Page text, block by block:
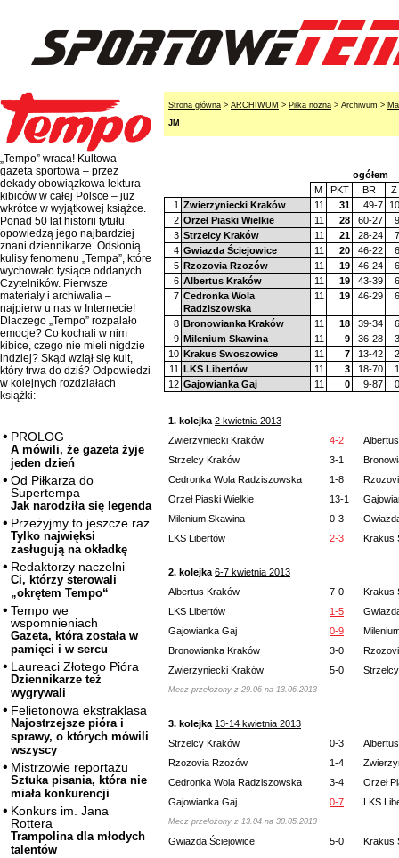
„Tempo” wraca! Kultowa
gazeta sportowa – przez
dekady obowiązkowa lektura
kibiców w całej Polsce – już
wkrótce w wyjątkowej książce.
Ponad 50 lat historii tytułu
opowiedzą jego najbardziej
znani dziennikarze. Odsłonią
kulisy fenomenu „Tempa”, które
wychowało tysiące oddanych
Czytelników. Pierwsze
materiały i archiwalia –
najpierw u nas w Internecie!
Dlaczego „Tempo” rozpalało
emocje? Co kochali w nim
kibice, czego nie mieli nigdzie
indziej? Skąd wziął się kult,
który trwa do dziś? Odpowiedzi
w kolejnych rozdziałach
książki:
PROLOG
A mówili, że gazeta żyje
jeden dzień
Od Piłkarza do
Supertempa
Jak narodziła się legenda
Przeżyjmy to jeszcze raz
Tylko najwięksi
zasługują na okładkę
Redaktorzy naczelni
Ci, którzy sterowali
„okrętem Tempo“
Tempo we
wspomnieniach
Gazeta, która została w
pamięci i w sercu
Laureaci Złotego Pióra
Dziennikarze też
wygrywali
Felietonowa ekstraklasa
Najostrzejsze pióra i
sprawy, o których mówili
wszyscy
Mistrzowie reportażu
Sztuka pisania, która nie
miała konkurencji
Konkurs im. Jana
Rottera
Trampolina dla młodych
talentów
Strona główna > ARCHIWUM > Piłka nożna > Archiwum >
JM
ogółem
M
PKT BR
Z
1 Zwierzyniecki Kraków 11 31 49-7
10
2 Orzeł Piaski Wielkie 11 28 60-27
9
3 Strzelcy Kraków 11 21 28-24
7
4 Gwiazda Ściejowice 11 20 46-22
6
5 Rzozovia Rzozów 11 19 46-24
6
6 Albertus Kraków 11 19 43-39
6
7 Cedronka Wola
Radziszowska
11 19 46-29 6
8 Bronowianka Kraków 11 18 39-34
6
9 Milenium Skawina 11 9 36-28
3
10 Krakus Swoszowice 11 7 13-42
2
11 LKS Libertów 11 3 18-70
1
12 Gajowianka Gaj 11 0 9-87 0
1. kolejka 2 kwietnia 2013
Zwierzyniecki Kraków
4-2
Strzelcy Kraków
3-1
Cedronka Wola Radziszowska
1-8
Orzeł Piaski Wielkie
13-1
Milenium Skawina
0-3
LKS Libertów
2-3 Krakus
2. kolejka 6-7 kwietnia 2013
Albertus Kraków
7-0
Krakus
LKS Libertów
1-5
Gajowianka Gaj
0-9
Bronowianka Kraków
3-0
Zwierzyniecki Kraków
5-0
Mecz przełożony z 29.06 na 13.06.2013
3. kolejka 13-14 kwietnia 2013
Strzelcy Kraków
0-3
Rzozovia Rzozów
1-4
Cedronka Wola Radziszowska
3-4
Orzeł
Gajowianka Gaj
0-7 LKS
Mecz przełożony z 13.04 na 30.05.2013
Gwiazda Ściejowice 5-0 Krakus